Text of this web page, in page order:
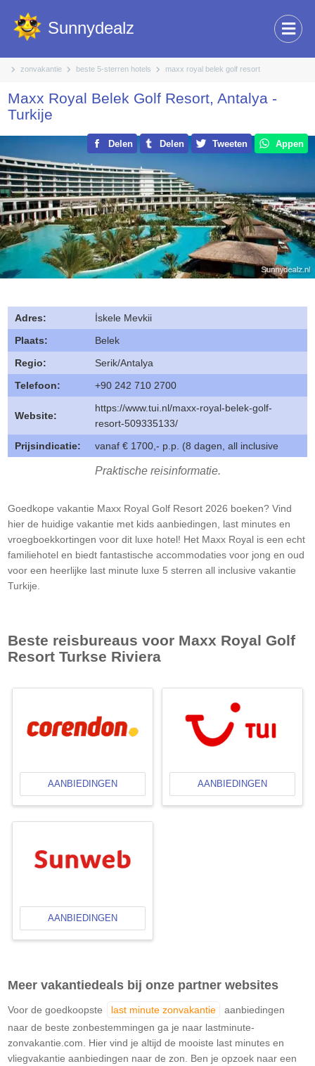
zonvakantie beste 5-sterren hotels maxx royal belek golf resort
Sunnydealz
Maxx Royal Belek Golf Resort, Antalya -
Turkije
Delen Delen Tweeten Appen
Adres:
İskele Mevkii
Plaats:
Belek
Regio:
Serik/Antalya
Telefoon:
+90 242 710 2700
Website:
https://www.tui.nl/maxx-royal-belek-golf-
resort-509335133/
Prijsindicatie:
vanaf € 1700,- p.p. (8 dagen, all inclusive
Praktische reisinformatie.
Goedkope vakantie Maxx Royal Golf Resort 2026 boeken? Vind
hier de huidige vakantie met kids aanbiedingen, last minutes en
vroegboekkortingen voor dit luxe hotel! Het Maxx Royal is een echt
familiehotel en biedt fantastische accommodaties voor jong en oud
voor een heerlijke last minute luxe 5 sterren all inclusive vakantie
Turkije.
Beste reisbureaus voor Maxx Royal Golf
Resort Turkse Riviera
AANBIEDINGEN AANBIEDINGEN
AANBIEDINGEN
Meer vakantiedeals bij onze partner websites
Voor de goedkoopste last minute zonvakantie
aanbiedingen
naar de beste zonbestemmingen ga je naar lastminute-
zonvakantie.com. Hier vind je altijd de mooiste last minutes en
vliegvakantie aanbiedingen naar de zon. Ben je opzoek naar een